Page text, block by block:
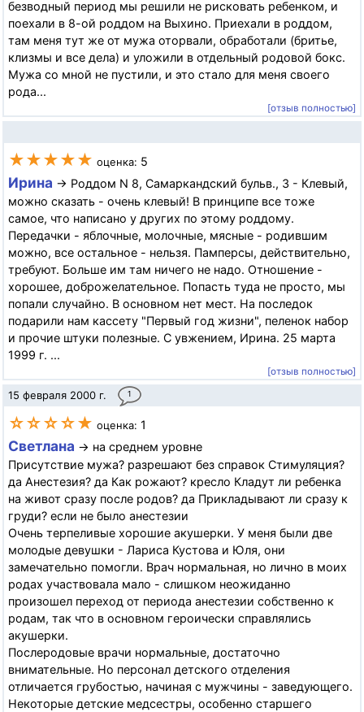
безводный период мы решили не рисковать ребенком, и
поехали в 8-ой роддом на Выхино. Приехали в роддом,
там меня тут же от мужа оторвали, обработали (бритье,
клизмы и все дела) и уложили в отдельный родовой бокс.
Мужа со мной не пустили, и это стало для меня своего
рода...
[отзыв полностью]
★★★★★ оценка: 5
Ирина → Роддом N 8, Самаркандский бульв., 3 - Клевый,
можно сказать - очень клевый! В принципе все тоже
самое, что написано у других по этому роддому.
Передачки - яблочные, молочные, мясные - родившим
можно, все остальное - нельзя. Памперсы, действительно,
требуют. Больше им там ничего не надо. Отношение -
хорошее, доброжелательное. Попасть туда не просто, мы
попали случайно. В основном нет мест. На последок
подарили нам кассету "Первый год жизни", пеленок набор
и прочие штуки полезные. С увжением, Ирина. 25 марта
1999 г. ...
[отзыв полностью]
15 февраля 2000 г. 1
☆☆☆☆★ оценка: 1
Светлана → на среднем уровне
Присутствие мужа? разрешают без справок Стимуляция?
да Анестезия? да Как рожают? кресло Кладут ли ребенка
на живот сразу после родов? да Прикладывают ли сразу к
груди? если не было анестезии
Очень терпеливые хорошие акушерки. У меня были две
молодые девушки - Лариса Кустова и Юля, они
замечательно помогли. Врач нормальная, но лично в моих
родах участвовала мало - слишком неожиданно
произошел переход от периода анестезии собственно к
родам, так что в основном героически справлялись
акушерки.
Послеродовые врачи нормальные, достаточно
внимательные. Но персонал детского отделения
отличается грубостью, начиная с мужчины - заведующего.
Некоторые детские медсестры, особенно старшего